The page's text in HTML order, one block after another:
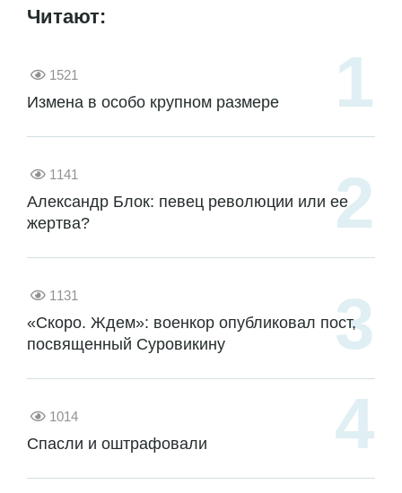
Читают:
1521
Измена в особо крупном размере
1141
Александр Блок: певец революции или ее
жертва?
1131
«Скоро. Ждем»: военкор опубликовал пост,
посвященный Суровикину
1014
Спасли и оштрафовали